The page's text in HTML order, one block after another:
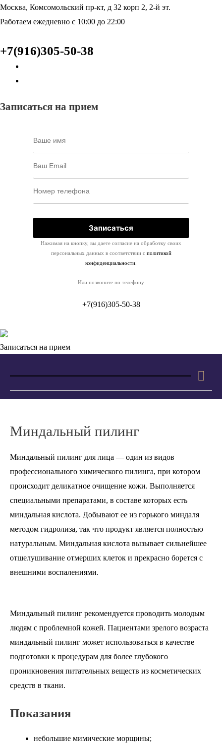
Москва, Комсомольский пр-кт, д 32 корп 2, 2-й эт.
Работаем ежедневно с 10:00 до 22:00
+7(916)305-50-38
Записаться на прием
Нажимая на кнопку, вы даете согласие на обработку своих
персональных данных в соответствии с политикой
конфиденциальности
Или позвоните по телефону
+7(916)305-50-38
Записаться на прием
Миндальный пилинг
Миндальный пилинг для лица — один из видов
профессионального химического пилинга, при котором
происходит деликатное очищение кожи. Выполняется
специальными препаратами, в составе которых есть
миндальная кислота. Добывают ее из горького миндаля
методом гидролиза, так что продукт является полностью
натуральным. Миндальная кислота вызывает сильнейшее
отшелушивание отмерших клеток и прекрасно борется с
внешними воспалениями.
Миндальный пилинг рекомендуется проводить молодым
людям с проблемной кожей. Пациентами зрелого возраста
миндальный пилинг может использоваться в качестве
подготовки к процедурам для более глубокого
проникновения питательных веществ из косметических
средств в ткани.
Показания
небольшие мимические морщины;